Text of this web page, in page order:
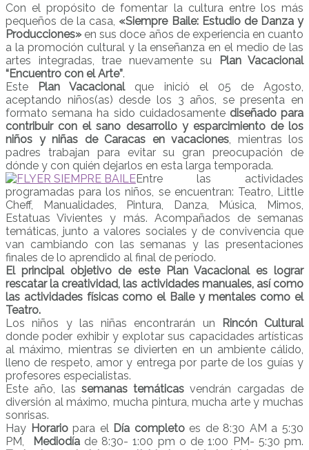
Con el propósito de fomentar la cultura entre los más
pequeños de la casa, «Siempre Baile: Estudio de Danza y
Producciones» en sus doce años de experiencia en cuanto
a la promoción cultural y la enseñanza en el medio de las
artes integradas, trae nuevamente su
Plan Vacacional
“Encuentro con el Arte”.
Este Plan Vacacionalque inició el 05 de Agosto,
aceptando niños(as) desde los 3 años, se presenta en
formato semana ha sido cuidadosamente diseñado para
contribuir con el sano desarrollo y esparcimiento de los
niños y niñas de Caracas en vacaciones, mientras los
padres trabajan para evitar su gran preocupación de
dónde y con quién dejarlos en esta larga temporada.
Entre las actividades
programadas para los niños, se encuentran: Teatro, Little
Cheff, Manualidades, Pintura, Danza, Música, Mimos,
Estatuas Vivientes y más. Acompañados de semanas
temáticas, junto a valores sociales y de convivencia que
van cambiando con las semanas y las presentaciones
finales de lo aprendido al final de período.
El principal objetivo de este Plan Vacacional es lograr
rescatar la creatividad, las actividades manuales, así como
las actividades físicas como el Baile y mentales como el
Teatro.
Los niños y las niñas encontrarán un
Rincón Cultural
donde poder exhibir y explotar sus capacidades artísticas
al máximo, mientras se divierten en un ambiente cálido,
lleno de respeto, amor y entrega por parte de los guías y
profesores especialistas.
Este año, las semanas temáticas vendrán cargadas de
diversión al máximo, mucha pintura, mucha arte y muchas
sonrisas.
Hay Horariopara el Día completoes de 8:30 AM a 5:30
PM,
Mediodíade 8:30- 1:00 pm o de 1:00 PM- 5:30 pm.